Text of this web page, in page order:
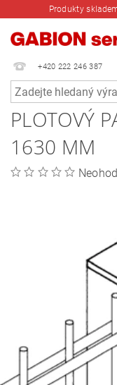
Produkty
+420 222 246 387
PLOTOVÝ
1630 MM